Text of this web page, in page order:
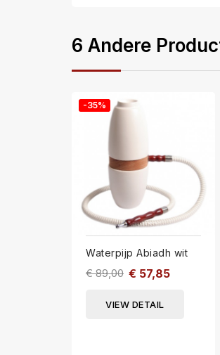
6 Andere
-35%
Waterpijp Abiadh wit
€ 89,00 € 57,85
VIEW DETAIL